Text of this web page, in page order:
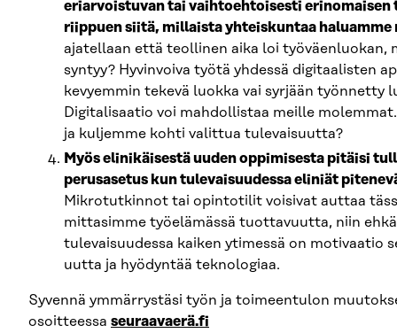
eriarvoistuvan tai vaihtoehtoisesti erinomaisen
riippuen siitä, millaista yhteiskuntaa haluamme
ajatellaan että teollinen aika loi työväenluokan,
syntyy? Hyvinvoiva työtä yhdessä digitaalisten
kevyemmin tekevä luokka vai syrjään työnnetty
Digitalisaatio voi mahdollistaa meille
ja kuljemme kohti valittua tulevaisuutta?
Myös elinikäisestä uuden oppimisesta pitäisi
perusasetus kun tulevaisuudessa eliniät
Mikrotutkinnot tai opintotilit voisivat auttaa
mittasimme työelämässä tuottavuutta, niin
tulevaisuudessa kaiken ytimessä on motivaatio
uutta ja hyödyntää teknologiaa.
Syvennä ymmärrystäsi työn ja toimeentulon
osoitteessa seuraavaerä.fi